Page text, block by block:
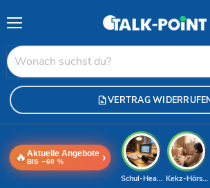
VERTRAG
🔥 Aktuelle Angebote
BIS −60 % ›
Kekz-
Schul-Headset